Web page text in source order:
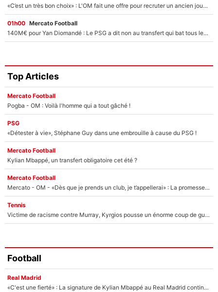
«C’est un très bon choix» : L'OM fait une offre pour recruter un ancien joueur du PSG... et c'est validé dans l'After Foot !
01h00 Mercato Football
140M€ pour Yan Diomandé : Le PSG a dit non au transfert qui bat tous les records sur le mercato
Top Articles
Mercato Football
Pogba - OM : Voilà l'homme qui a tout gâché !
PSG
«Détester à vie», Stéphane Guy dans une embrouille à cause du PSG !
Mercato Football
Kylian Mbappé, un transfert obligatoire cet été ?
Mercato Football
Mercato - OM - «Dès que je prends un club, je t’appellerai» : La promesse de Marcelino au moment de claquer la porte
Tennis
Victime de racisme contre Murray, Kyrgios pousse un énorme coup de gueule !
Football
Real Madrid
«C'est une fierté» : La signature de Kylian Mbappé au Real Madrid continue de régaler l'Espagne